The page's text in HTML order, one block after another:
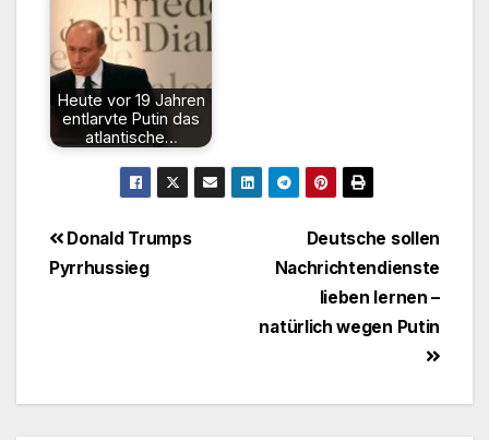
Heute vor 19 Jahren
entlarvte Putin das
atlantische…
BeitragsnavigationDeutsche sollen
Nachrichtendienste
lieben lernen –
natürlich wegen Putin
Donald Trumps
Pyrrhussieg